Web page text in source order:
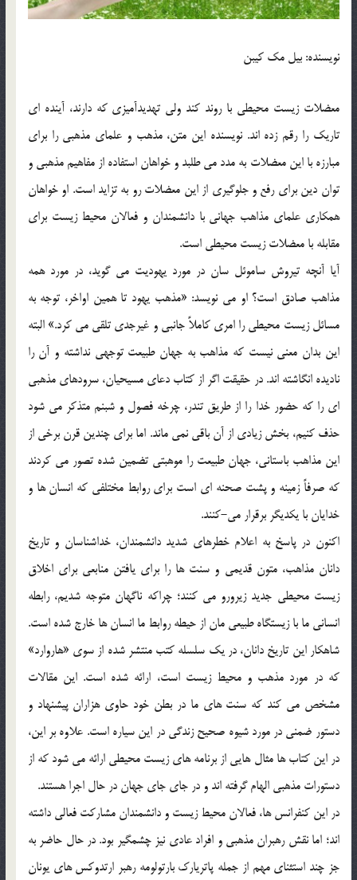
نويسنده: بيل مك كيبن
معضلات زيست محيطي با روند كند ولي تهديدآميزي كه دارند، آينده اي
تاريك را رقم زده اند. نويسنده اين متن، مذهب و علماي مذهبي را براي
مبارزه با اين معضلات به مدد مي طلبد و خواهان استفاده از مفاهيم مذهبي و
توان دين براي رفع و جلوگيري از اين معضلات رو به تزايد است. او خواهان
همكاري علماي مذاهب جهاني با دانشمندان و فعالان محيط زيست براي
مقابله با معضلات زيست محيطي است.
آيا آنچه تيروش ساموئل سان در مورد يهوديت مي گويد، در مورد همه
مذاهب صادق است؟ او مي نويسد: «مذهب يهود تا همين اواخر، توجه به
مسائل زيست محيطي را امري كاملاً جانبي و غيرجدي تلقي مي كرد.» البته
اين بدان معني نيست كه مذاهب به جهان طبيعت توجهي نداشته و آن را
ناديده انگاشته اند. در حقيقت اگر از كتاب دعاي مسيحيان، سرودهاي مذهبي
اي را كه حضور خدا را از طريق تندر، چرخه فصول و شبنم متذكر مي شود
حذف كنيم، بخش زيادي از آن باقي نمي ماند. اما براي چندين قرن برخي از
اين مذاهب باستاني، جهان طبيعت را موهبتي تضمين شده تصور مي كردند
كه صرفاً زمينه و پشت صحنه اي است براي روابط مختلفي كه انسان ها و
خدايان با يكديگر برقرار مي-كنند.
اكنون در پاسخ به اعلام خطرهاي شديد دانشمندان، خداشناسان و تاريخ
دانان مذاهب، متون قديمي و سنت ها را براي يافتن منابعي براي اخلاق
زيست محيطي جديد زيرورو مي كنند؛ چراكه ناگهان متوجه شديم، رابطه
انساني ما با زيستگاه طبيعي مان از حيطه روابط ما انسان ها خارج شده است.
شاهكار اين تاريخ دانان، در يك سلسله كتب منتشر شده از سوي «هاروارد»
كه در مورد مذهب و محيط زيست است، ارائه شده است. اين مقالات
مشخص مي كند كه سنت هاي ما در بطن خود حاوي هزاران پيشنهاد و
دستور ضمني در مورد شيوه صحيح زندگي در اين سياره است. علاوه بر اين،
در اين كتاب ها مثال هايي از برنامه هاي زيست محيطي ارائه مي شود كه از
دستورات مذهبي الهام گرفته اند و در جاي جاي جهان در حال اجرا هستند.
در اين كنفرانس ها، فعالان محيط زيست و دانشمندان مشاركت فعالي داشته
اند؛ اما نقش رهبران مذهبي و افراد عادي نيز چشمگير بود. در حال حاضر به
جز چند استثناي مهم از جمله پاتريارك بارتولومه رهبر ارتدوكس هاي يونان